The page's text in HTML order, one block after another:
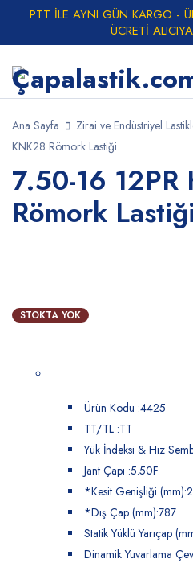
PTT İLE AYNI GÜN KARGO -
ÜCRETİ
Ana Sayfa Zirai ve Endüstriyel
KNK28 Römork Lastiği
7.50-16 12PR
Römork Lastiği
STOKTA YOK
Ürün Kodu :4425
TT/TL :TT
Yük İndeksi & Hız
Jant Çapı :5.50F
*Kesit Genişliği
*Dış Çap (mm):787
Statik Yüklü Yarıçap
Dinamik Yuvarlama